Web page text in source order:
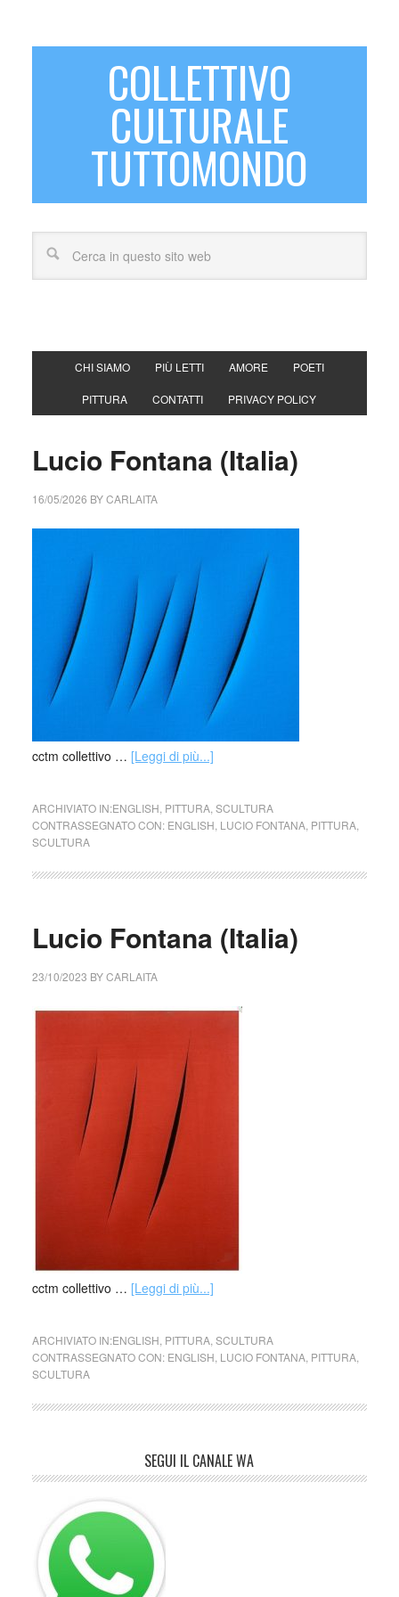
COLLETTIVO
CULTURALE
TUTTOMONDO
CHI SIAMO PIÙ LETTI AMORE POETI
PITTURA CONTATTI PRIVACY POLICY
Lucio Fontana (Italia)
16/05/2026 BYCARLAITA
cctm collettivo … [Leggi di più...]
ARCHIVIATO IN:ENGLISH PITTURA, SCULTURA
CONTRASSEGNATO CON: ENGLISH LUCIO FONTANA, PITTURA,
SCULTURA
Lucio Fontana (Italia)
23/10/2023 BYCARLAITA
cctm collettivo … [Leggi di più...]
ARCHIVIATO IN:ENGLISH PITTURA, SCULTURA
CONTRASSEGNATO CON: ENGLISH LUCIO FONTANA, PITTURA,
SCULTURA
SEGUI IL CANALE WA